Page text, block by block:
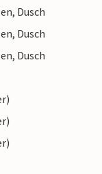
Dusch
Dusch
Dusch